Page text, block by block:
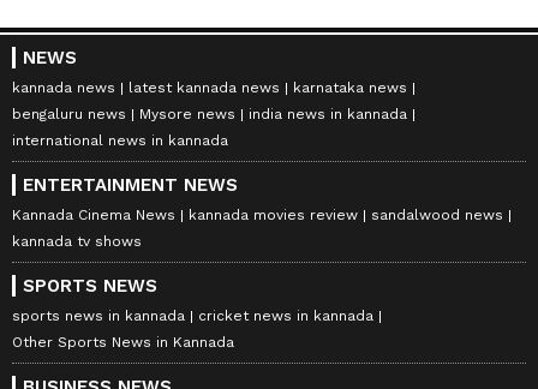
NEWS
kannada news latest kannada news
karnataka news
bengaluru news
Mysore news
india news in kannada
international news in kannada
ENTERTAINMENT NEWS
Kannada Cinema News kannada movies review
sandalwood news
kannada tv shows
SPORTS NEWS
sports news in kannada
cricket news in kannada
Other Sports News in Kannada